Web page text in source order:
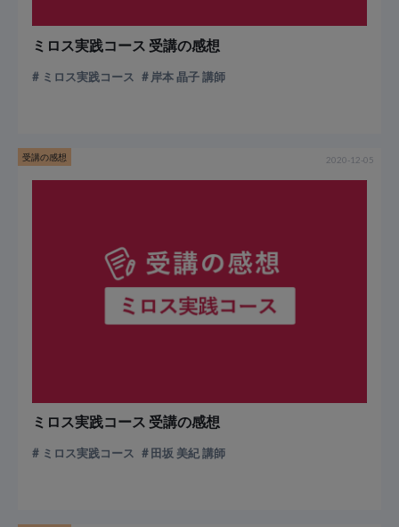
ミロス実践コース 受講の感想
ミロス実践コース 岸本 晶子 講師
受講の感想 2020-12-05
ミロス実践コース 受講の感想
ミロス実践コース 田坂 美紀 講師